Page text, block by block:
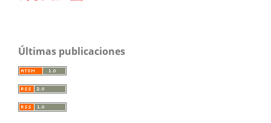
Últimas publicaciones